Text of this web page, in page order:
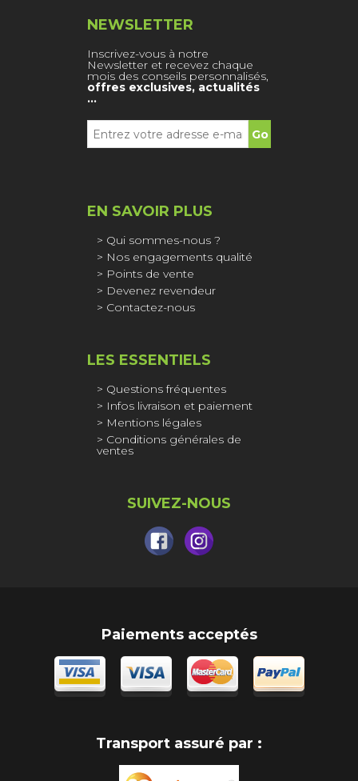
NEWSLETTER
Inscrivez-vous à notre
Newsletter et recevez chaque
mois des conseils personnalisés,
offres exclusives, actualités
…
SUIVEZ-NOUS
EN SAVOIR PLUS
Qui sommes-nous ?
Nos engagements qualité
Points de vente
Devenez revendeur
Contactez-nous
LES ESSENTIELS
Questions fréquentes
Infos livraison et paiement
Mentions légales
Conditions générales de
ventes
Paiements acceptés
Transport assuré par :